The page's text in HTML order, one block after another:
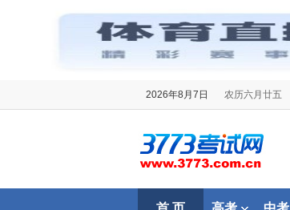
2026年8月7日 农历六月廿五